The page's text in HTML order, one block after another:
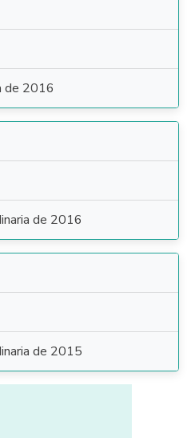
de 2016
de 2016
de 2015